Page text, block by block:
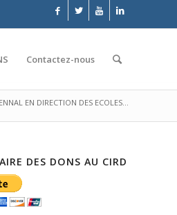
Contactez-nous
EN DIRECTION DES ECOLES...
DES DONS AU CIRD